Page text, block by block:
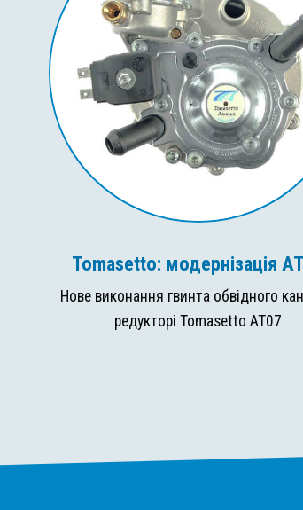
Tomasetto: модернізація
Нове виконання гвинта обвідного
редукторі Tomasetto AT07